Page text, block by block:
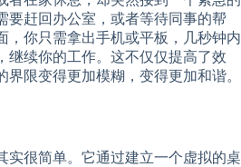
要赶回办公室，或者等待同事的帮
，你只需拿出手机或平板，几秒钟内
继续你的工作。这不仅仅提高了效
限变得更加模糊，变得更加和谐。
实很简单。它通过建立一个虚拟的桌